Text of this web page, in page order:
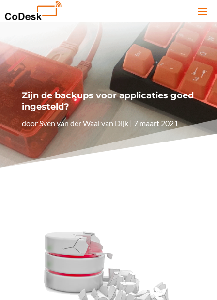
Zijn de backups voor applicaties goed
ingesteld?
doorSven van der Waal van Dijk| 7 maart 2021